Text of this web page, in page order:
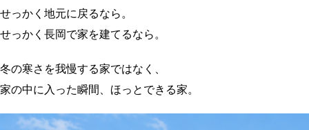
せっかく地元に戻るなら。
せっかく長岡で家を建てるなら。
冬の寒さを我慢する家ではなく、
家の中に入った瞬間、ほっとできる家。